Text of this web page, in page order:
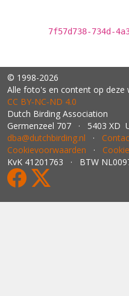
7f57d738-734d-
© 1998-2026
Alle foto's en content op deze
CC BY‑NC‑ND 4.0
Dutch Birding Association
Germenzeel 707 · 5403 XD
dba@dutchbirding.nl ·
Cookievoorwaarden ·
KvK 41201763 · BTW